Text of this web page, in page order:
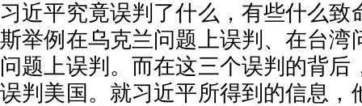
习近平究竟误判了什么，有些什么致
斯举例在乌克兰问题上误判、在台湾
问题上误判。而在这三个误判的背后
误判美国。就习近平所得到的信息，